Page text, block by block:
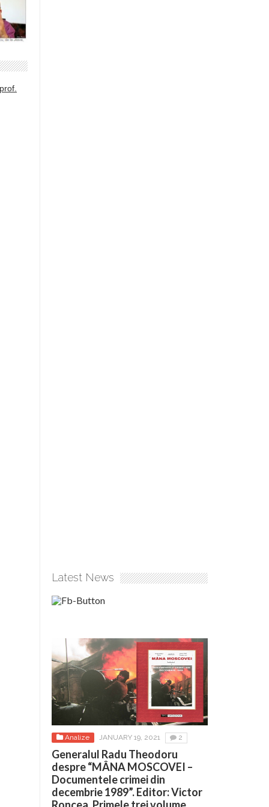
Latest News
Analize JANUARY 19, 2021 2
Generalul Radu Theodoru
despre “MÂNA MOSCOVEI –
Documentele crimei din
decembrie 1989”. Editor: Victor